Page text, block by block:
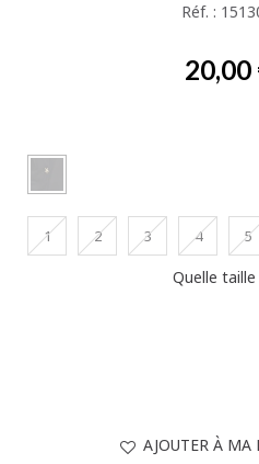
Réf. :
20,00
1 2 3 4 5
Quelle taille
AJOUTER À MA